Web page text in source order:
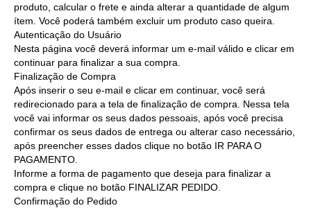
produto, calcular o frete e ainda alterar a quantidade de algum
ítem. Você poderá também excluir um produto caso queira.
Autenticação do Usuário
Nesta página você deverá informar um e-mail válido e clicar em
continuar para finalizar a sua compra.
Finalização de Compra
Após inserir o seu e-mail e clicar em continuar, você será
redirecionado para a tela de finalização de compra. Nessa tela
você vai informar os seus dados pessoais, após você precisa
confirmar os seus dados de entrega ou alterar caso necessário,
após preencher esses dados clique no botão IR PARA O
PAGAMENTO.
Informe a forma de pagamento que deseja para finalizar a
compra e clique no botão FINALIZAR PEDIDO.
Confirmação do Pedido